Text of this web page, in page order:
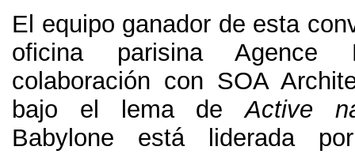
El equipo ganador de esta
oficina parisina Agence
colaboración con SOA
bajo el lema de
Active
Babylone está liderada